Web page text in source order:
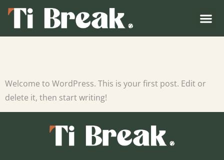
Welcome to WordPress. This is your first post. Edit or
delete it, then start writing!